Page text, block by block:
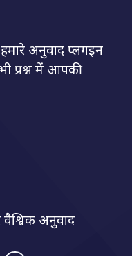
अनुवाद प्लगइन
प्रश्न में आपकी
अनुवाद